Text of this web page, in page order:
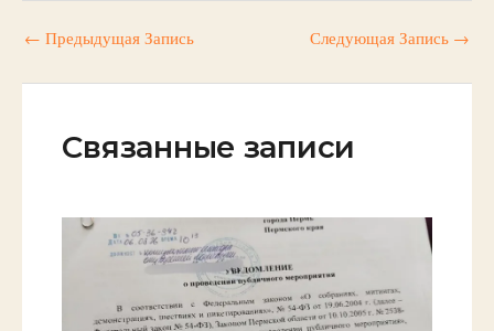
← Предыдущая Запись Следующая Запись →
Связанные записи